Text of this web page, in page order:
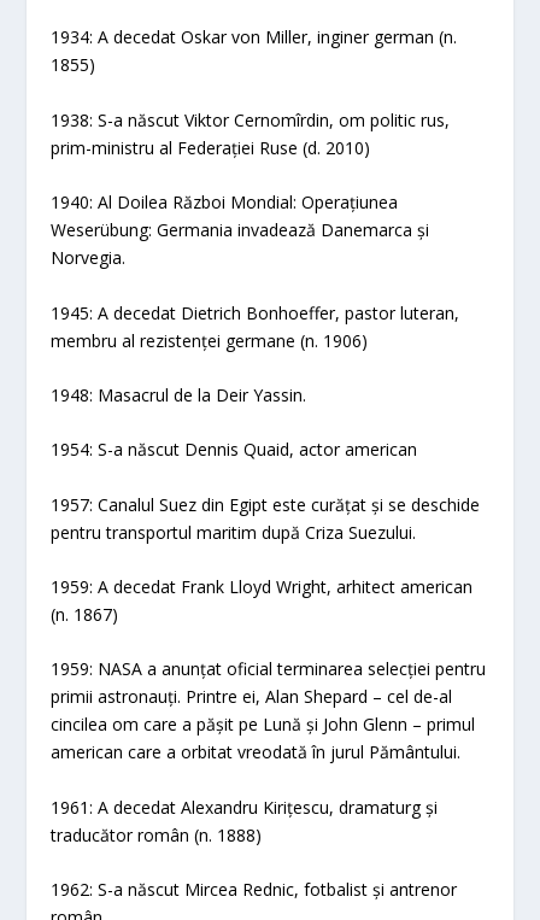
1934: A decedat Oskar von Miller, inginer german (n.
1855)
1938: S-a născut Viktor Cernomîrdin, om politic rus,
prim-ministru al Federației Ruse (d. 2010)
1940: Al Doilea Război Mondial: Operațiunea
Weserübung: Germania invadează Danemarca și
Norvegia.
1945: A decedat Dietrich Bonhoeffer, pastor luteran,
membru al rezistenței germane (n. 1906)
1948: Masacrul de la Deir Yassin.
1954: S-a născut Dennis Quaid, actor american
1957: Canalul Suez din Egipt este curățat și se deschide
pentru transportul maritim după Criza Suezului.
1959: A decedat Frank Lloyd Wright, arhitect american
(n. 1867)
1959: NASA a anunțat oficial terminarea selecției pentru
primii astronauți. Printre ei, Alan Shepard – cel de-al
cincilea om care a pășit pe Lună și John Glenn – primul
american care a orbitat vreodată în jurul Pământului.
1961: A decedat Alexandru Kirițescu, dramaturg și
traducător român (n. 1888)
1962: S-a născut Mircea Rednic, fotbalist și antrenor